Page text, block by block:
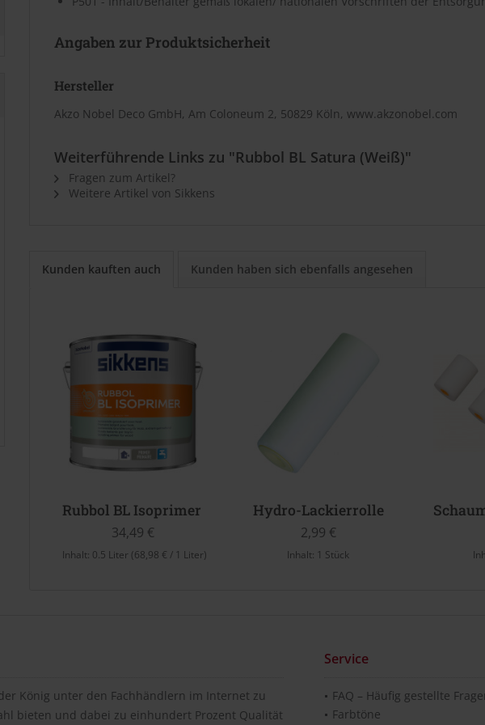
Angaben zur Produktsicherheit
Hersteller
Akzo Nobel Deco GmbH, Am Coloneum 2, 50829 Köln, www.akzonobel.com
Weiterführende Links zu "Rubbol BL Satura (Weiß)"
Fragen zum Artikel?
Weitere Artikel von Sikkens
Kunden kauften auch Kunden haben sich ebenfalls angesehen
Rubbol BL Isoprimer (Weiß)
34,49 €
Inhalt: 0.5 Liter (68,98 € / 1 Liter)
Hydro-Lackierrolle
2,99 €
Inhalt: 1 Stück
König unter den Fachhändlern im Internet zu
bieten und dabei zu einhundert Prozent Qualität
Service
FAQ – Häufig gestellte
Farbtöne